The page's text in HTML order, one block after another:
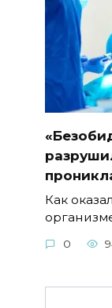
Как
0